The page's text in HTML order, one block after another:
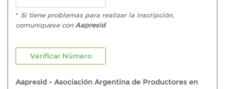
* Si tiene problemas para realizar la inscripción,
comuníquese conAapresid
Verificar Número
Aapresid - Asociación Argentina de Productores en